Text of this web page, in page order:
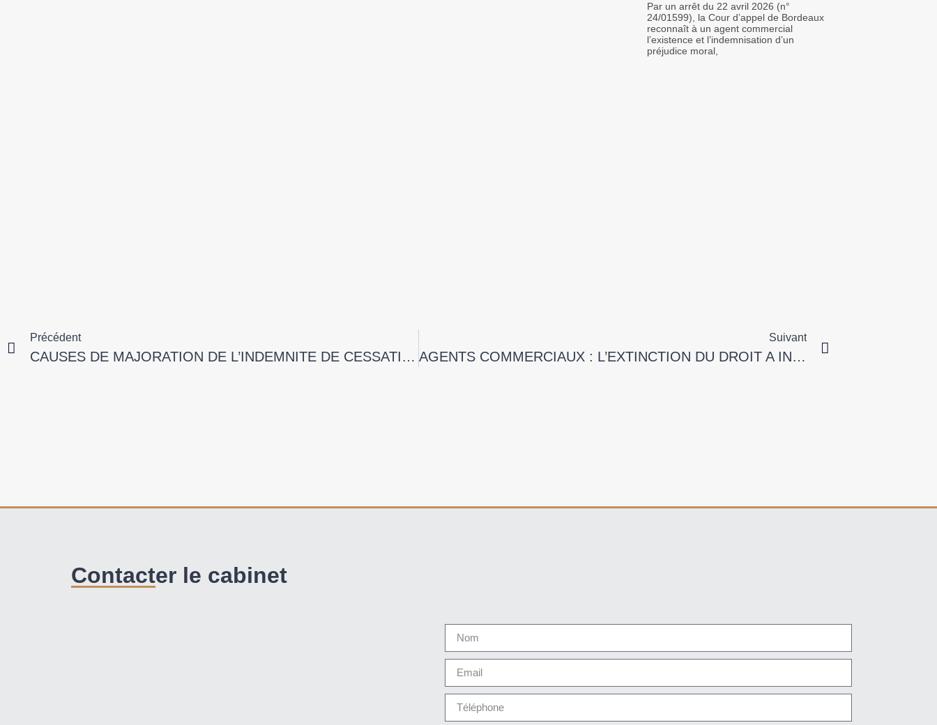
Par un arrêt du 22 avril 2026 (n°
24/01599), la Cour d’appel de Bordeaux
reconnaît à un agent commercial
l’existence et l’indemnisation d’un
préjudice moral,
Précédent
CAUSES DE MAJORATION DE L’INDEMNITE DE CESSATION DE MANDAT
Suivant
AGENTS COMMERCIAUX : L’EXTINCTION DU DROIT A INDEMNITE
Contacter le cabinet